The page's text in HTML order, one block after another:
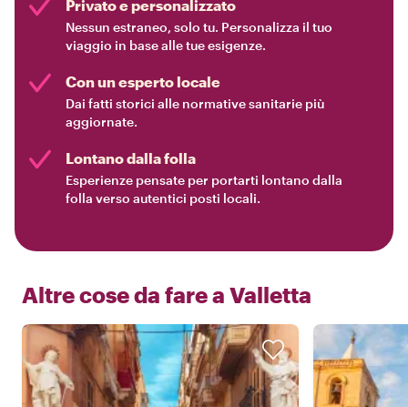
Privato e personalizzato
Nessun estraneo, solo tu. Personalizza il tuo
viaggio in base alle tue esigenze.
Con un esperto locale
Dai fatti storici alle normative sanitarie più
aggiornate.
Lontano dalla folla
Esperienze pensate per portarti lontano dalla
folla verso autentici posti locali.
Altre cose da fare a Valletta